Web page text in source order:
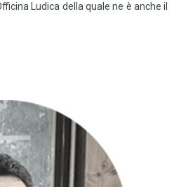
Ludica della quale ne è anche il